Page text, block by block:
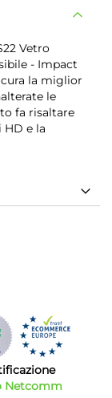
Vetro
- Impact
la miglior
le
fa risaltare
e la
Netcomm